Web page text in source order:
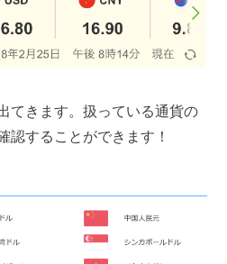
てきます。扱っている通貨の
認することができます！